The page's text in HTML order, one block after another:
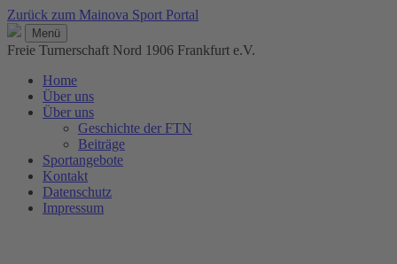
Zurück zum Mainova Sport Portal
Menü
Freie Turnerschaft Nord 1906 Frankfurt e.V.
Home
Über uns
Über uns
Geschichte der FTN
Beiträge
Sportangebote
Kontakt
Datenschutz
Impressum